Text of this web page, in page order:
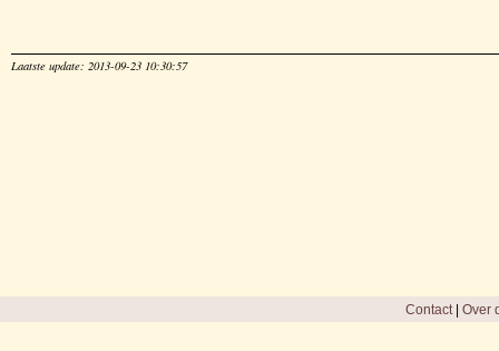
Laatste update: 2013-09-23 10:30:57
Contact| Over